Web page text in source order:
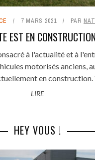
7 MARS 2021 PAR
EST EN
à l'actualité et à
motorisés anciens,
en construction.
LIRE
HEY VOUS !